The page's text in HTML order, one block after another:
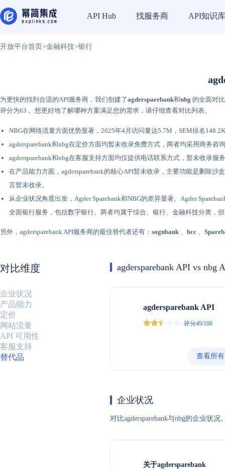
API Hub 找服务商 API知识库
开放平台首页 >金融科技>银行
为更快的找到合适的API服务商，我们创建了agdersparebank和nbg 的全面对
评分为63 。想更好地了解哪种方案满足您的需求，请仔细查看对比列表。
NBG在网络流量方面优势显著，2025年4月访问量达5.7M，SEM排名
agdersparebank和nbg在定价方面均暂未收录免费方式，两者均采用商务
agdersparebank和nbg在客服支持方面均仅提供电话联系方式，暂未收录
在产品能力方面，agdersparebank的核心API暂未收录，主要功能是删除
言暂未收录。
从企业状况角度出发，Agder Sparebank和NBG的差异显著。Agder
全面银行服务，包括数字银行。两者均属于综合、银行、金融科技分类，
另外，agdersparebank API服务商的最佳替代者还有： sognbank 、 bcc 、
对比维度
企业状况
产品能力
定价
网站流量
API 可用性
客服支持
替代品
agdersparebank API vs nbg
agdersparebank API
评分49/100
查看所
企业状况
对比agdersparebank与nbg的企业状
关于agdersparebank